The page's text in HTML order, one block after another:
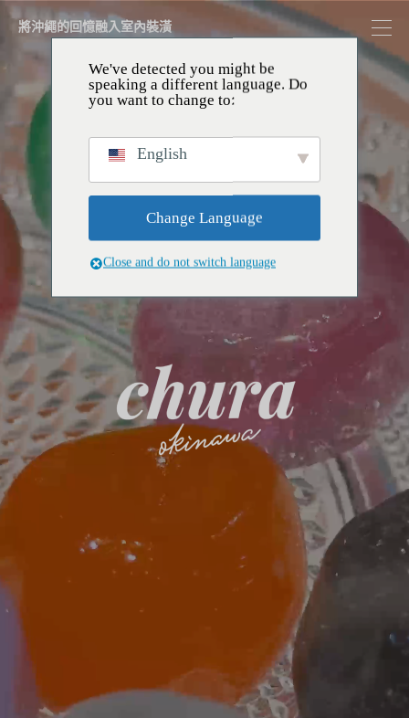
將沖繩的回憶融入室內裝潢
We've detected you might be
speaking a different language. Do
you want to change to:
English
Change Language
Close and do not switch language